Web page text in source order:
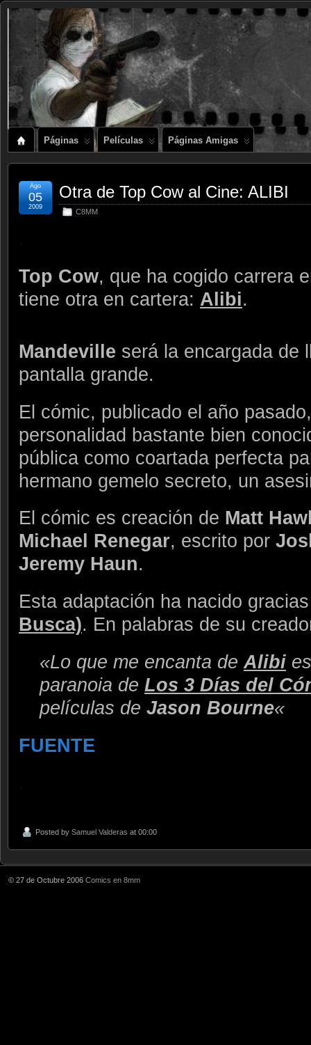
Páginas Películas Páginas Amigas
Otra de Top Cow al Cine: ALIBI
C8MM
Ago
05
2009
Top Cow, que ha cogido carrera
tiene otra en cartera: Alibi.
Mandeville será la encargada de
pantalla grande.
El cómic, publicado el año
personalidad bastante bien
pública como coartada perfecta
hermano gemelo secreto, un
El cómic es creación de Matt
Michael Renegar, escrito por
Jeremy Haun.
Esta adaptación ha nacido
Busca). En palabras de su
«Lo que me encanta deAlibi
paranoia de Los 3 Días del
películas de Jason Bourne«
FUENTE
Posted by Samuel Valderas at 00:00
© 27 de Octubre 2006 Comics en 8mm